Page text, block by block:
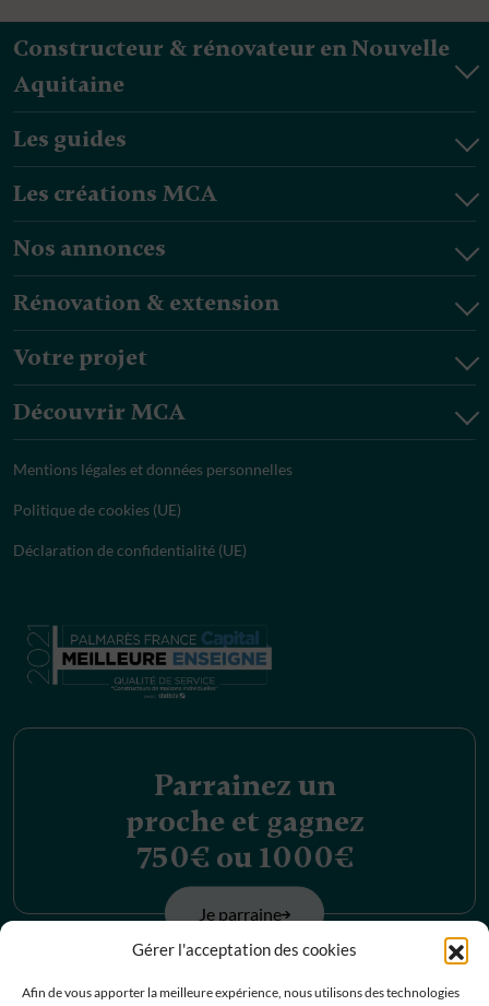
Gérer l'acceptation des cookies
Afin de vous apporter la meilleure expérience, nous utilisons des technologies
Constructeur & rénovateur en Nouvelle
Aquitaine
Les guides
Les créations MCA
Nos annonces
Rénovation & extension
Votre projet
Découvrir MCA
Mentions légales et données personnelles
Politique de cookies (UE)
Déclaration de confidentialité (UE)
Parrainez un
proche et gagnez
750€ ou 1000€
Je parraine